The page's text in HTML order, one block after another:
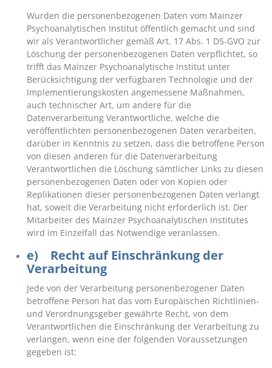
Wurden die personenbezogenen Daten vom Mainzer
Psychoanalytischen Institut öffentlich gemacht und sind
wir als Verantwortlicher gemäß Art. 17 Abs. 1 DS-GVO zur
Löschung der personenbezogenen Daten verpflichtet, so
trifft das Mainzer Psychoanalytische Institut unter
Berücksichtigung der verfügbaren Technologie und der
Implementierungskosten angemessene Maßnahmen,
auch technischer Art, um andere für die
Datenverarbeitung Verantwortliche, welche die
veröffentlichten personenbezogenen Daten verarbeiten,
darüber in Kenntnis zu setzen, dass die betroffene Person
von diesen anderen für die Datenverarbeitung
Verantwortlichen die Löschung sämtlicher Links zu diesen
personenbezogenen Daten oder von Kopien oder
Replikationen dieser personenbezogenen Daten verlangt
hat, soweit die Verarbeitung nicht erforderlich ist. Der
Mitarbeiter des Mainzer Psychoanalytischen Institutes
wird im Einzelfall das Notwendige veranlassen.
e) Recht auf Einschränkung der
Verarbeitung
Jede von der Verarbeitung personenbezogener Daten
betroffene Person hat das vom Europäischen Richtlinien-
und Verordnungsgeber gewährte Recht, von dem
Verantwortlichen die Einschränkung der Verarbeitung zu
verlangen, wenn eine der folgenden Voraussetzungen
gegeben ist: